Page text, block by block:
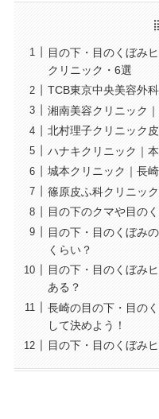
目の下・目のくぼみ
クリニック・6選
TCB東京中央美容外
湘南美容クリニック
北村理子クリニック
ハナキクリニック｜
城本クリニック｜長
篠原皮ふ科クリニッ
目の下のクマや目の
目の下・目のくぼみ
くらい？
目の下・目のくぼみ
ある？
長崎の目の下・目の
して決めよう！
目の下・目のくぼみ